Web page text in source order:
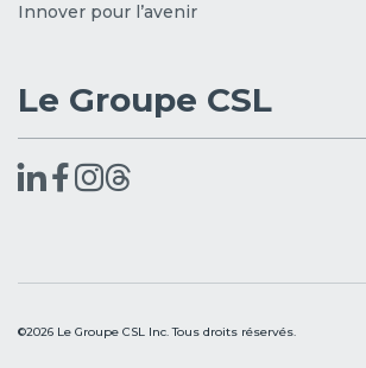
Innover pour l’avenir
Le Groupe CSL
©2026 Le Groupe CSL Inc. Tous droits réservés.